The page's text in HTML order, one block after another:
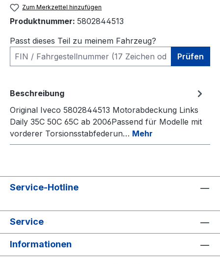
Zum Merkzettel hinzufügen
Produktnummer: 5802844513
Passt dieses Teil zu meinem Fahrzeug?
Prüfen
Beschreibung
Original Iveco 5802844513 Motorabdeckung Links
Daily 35C 50C 65C ab 2006Passend für Modelle mit
vorderer Torsionsstabfederun… Mehr
Service-Hotline
Service
Informationen